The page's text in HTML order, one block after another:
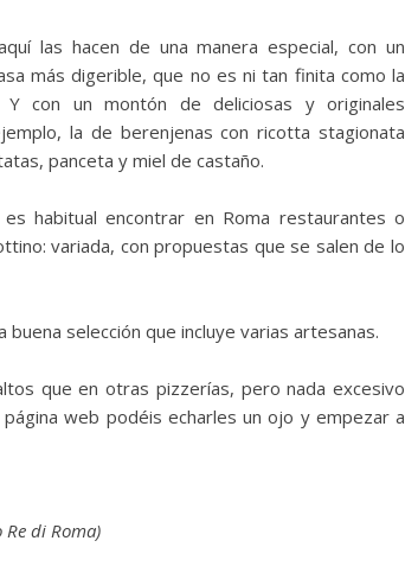
las hacen de una manera especial, con un
más digerible, que no es ni tan finita como la
con un montón de deliciosas y originales
la de berenjenas con ricotta stagionata
panceta y miel de castaño.
habitual encontrar en Roma restaurantes o
variada, con propuestas que se salen de lo
selección que incluye varias artesanas.
que en otras pizzerías, pero nada excesivo
web podéis echarles un ojo y empezar a
di Roma)